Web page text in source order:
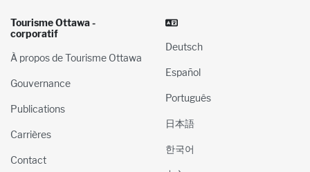
Tourisme Ottawa -
corporatif
À propos de Tourisme Ottawa
Gouvernance
Publications
Carrières
Contact
Deutsch
Español
Português
日本語
한국어